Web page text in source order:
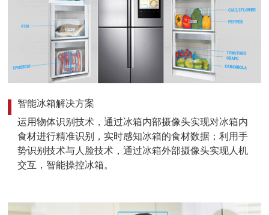
智能冰箱解决方案
运用物体识别技术，通过冰箱内部摄像头实现对冰箱内
食材进行精准识别，实时感知冰箱的食材数据；利用手
势识别技术与人脸技术，通过冰箱外部摄像头实现人机
交互，智能操控冰箱。